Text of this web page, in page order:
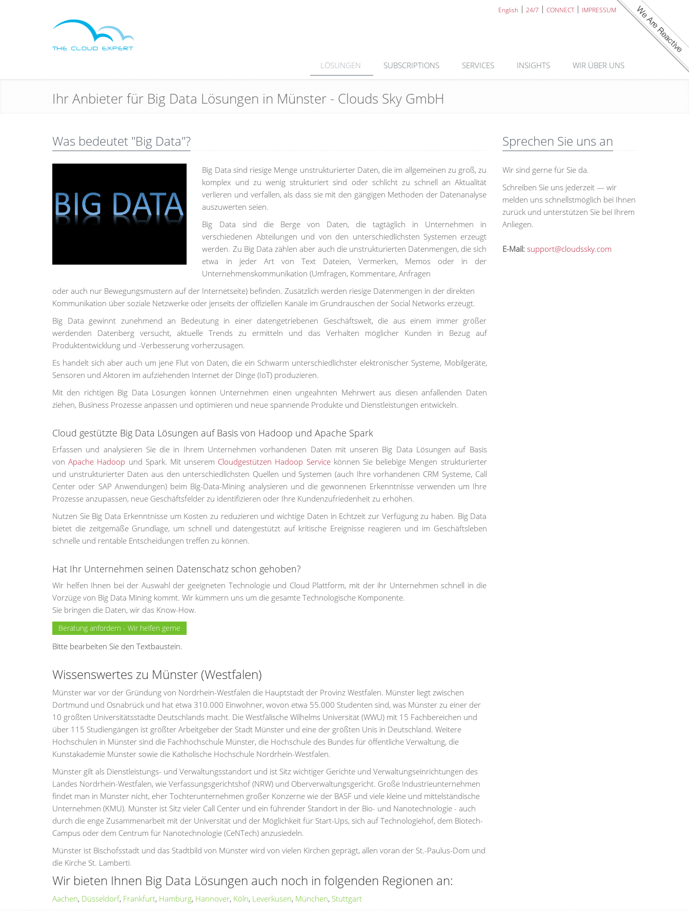
English 24/7 CONNECT IMPRESSUM
LÖSUNGEN SUBSCRIPTIONS SERVICES INSIGHTS WIR ÜBER UNS
Ihr Anbieter für Big Data Lösungen in Münster - Clouds Sky GmbH
Was bedeutet "Big Data"?
Big Data sind riesige Menge unstrukturierter Daten, die im allgemeinen zu groß, zu
komplex und zu wenig strukturiert sind oder schlicht zu schnell an Aktualität
verlieren und verfallen, als dass sie mit den gängigen Methoden der Datenanalyse
auszuwerten seien.
Big Data sind die Berge von Daten, die tagtäglich in Unternehmen in
verschiedenen Abteilungen und von den unterschiedlichsten Systemen erzeugt
werden. Zu Big Data zählen aber auch die unstrukturierten Datenmengen, die sich
etwa in jeder Art von Text Dateien, Vermerken, Memos oder in der
Unternehmenskommunikation (Umfragen, Kommentare, Anfragen
oder auch nur Bewegungsmustern auf der Internetseite) befinden. Zusätzlich werden riesige Datenmengen in der direkten
Kommunikation über soziale Netzwerke oder jenseits der offiziellen Kanäle im Grundrauschen der Social Networks erzeugt.
Big Data gewinnt zunehmend an Bedeutung in einer datengetriebenen Geschäftswelt, die aus einem immer größer
werdenden Datenberg versucht, aktuelle Trends zu ermitteln und das Verhalten möglicher Kunden in Bezug auf
Produktentwicklung und -Verbesserung vorherzusagen.
Es handelt sich aber auch um jene Flut von Daten, die ein Schwarm unterschiedlichster elektronischer Systeme, Mobilgeräte,
Sensoren und Aktoren im aufziehenden Internet der Dinge (IoT) produzieren.
Mit den richtigen Big Data Lösungen können Unternehmen einen ungeahnten Mehrwert aus diesen anfallenden Daten
ziehen, Business Prozesse anpassen und optimieren und neue spannende Produkte und Dienstleistungen entwickeln.
Cloud gestützte Big Data Lösungen auf Basis von Hadoop und Apache Spark
Erfassen und analysieren Sie die in Ihrem Unternehmen vorhandenen Daten mit unseren Big Data Lösungen auf Basis
vonApache Hadoop und Spark. Mit unserem Cloudgestützen Hadoop Servicekönnen Sie beliebige Mengen strukturierter
und unstrukturierter Daten aus den unterschiedlichsten Quellen und Systemen (auch Ihre vorhandenen CRM Systeme, Call
Center oder SAP Anwendungen) beim Big-Data-Mining analysieren und die gewonnenen Erkenntnisse verwenden um Ihre
Prozesse anzupassen, neue Geschäftsfelder zu identifizieren oder Ihre Kundenzufriedenheit zu erhöhen.
Nutzen Sie Big Data Erkenntnisse um Kosten zu reduzieren und wichtige Daten in Echtzeit zur Verfügung zu haben. Big Data
bietet die zeitgemäße Grundlage, um schnell und datengestützt auf kritische Ereignisse reagieren und im Geschäftsleben
schnelle und rentable Entscheidungen treffen zu können.
Hat Ihr Unternehmen seinen Datenschatz schon gehoben?
Wir helfen Ihnen bei der Auswahl der geeigneten Technologie und Cloud Plattform, mit der ihr Unternehmen schnell in die
Vorzüge von Big Data Mining kommt. Wir kümmern uns um die gesamte Technologische Komponente.
Sie bringen die Daten, wir das Know-How.
Beratung anfordern - Wir helfen gerne
Bitte bearbeiten Sie den Textbaustein.
Wissenswertes zu Münster (Westfalen)
Münster war vor der Gründung von Nordrhein-Westfalen die Hauptstadt der Provinz Westfalen. Münster liegt zwischen
Dortmund und Osnabrück und hat etwa 310.000 Einwohner, wovon etwa 55.000 Studenten sind, was Münster zu einer der
10 größten Universitätsstädte Deutschlands macht. Die Westfälische Wilhelms Universität (WWU) mit 15 Fachbereichen und
über 115 Studiengängen ist größter Arbeitgeber der Stadt Münster und eine der größten Unis in Deutschland. Weitere
Hochschulen in Münster sind die Fachhochschule Münster, die Hochschule des Bundes für öffentliche Verwaltung, die
Kunstakademie Münster sowie die Katholische Hochschule Nordrhein-Westfalen.
Münster gilt als Dienstleistungs- und Verwaltungsstandort und ist Sitz wichtiger Gerichte und Verwaltungseinrichtungen des
Landes Nordrhein-Westfalen, wie Verfassungsgerichtshof (NRW) und Oberverwaltungsgericht. Große Industrieunternehmen
findet man in Münster nicht, eher Tochterunternehmen großer Konzerne wie der BASF und viele kleine und mittelständische
Unternehmen (KMU). Münster ist Sitz vieler Call Center und ein führender Standort in der Bio- und Nanotechnologie - auch
durch die enge Zusammenarbeit mit der Universität und der Möglichkeit für Start-Ups, sich auf Technologiehof, dem Biotech-
Campus oder dem Centrum für Nanotechnologie (CeNTech) anzusiedeln.
Münster ist Bischofsstadt und das Stadtbild von Münster wird von vielen Kirchen geprägt, allen voran der St.-Paulus-Dom und
die Kirche St. Lamberti.
Wir bieten Ihnen Big Data Lösungen auch noch in folgenden Regionen an:
Aachen, Düsseldorf, Frankfurt, Hamburg, Hannover, Köln, Leverkusen, München, Stuttgart
Sprechen Sie uns an
Wir sind gerne für Sie da.
Schreiben Sie uns jederzeit — wir
melden uns schnellstmöglich bei Ihnen
zurück und unterstützen Sie bei Ihrem
Anliegen.
E-Mail: support@cloudssky.com